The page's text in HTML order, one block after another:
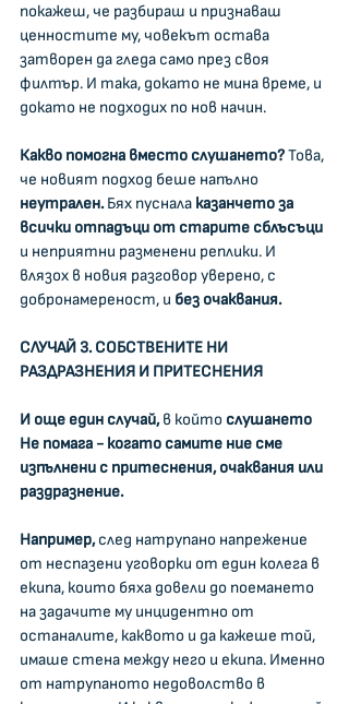
покажеш, че разбираш и признаваш
ценностите му, човекът остава
затворен да гледа само през своя
филтър. И така, докато не мина време, и
докато не подходих по нов начин.
Какво помогна вместо слушането? Това,
че новият подход беше напълно
неутрален. Бях пуснала казанчето за
всички отпадъци от старите сблъсъци
и неприятни разменени реплики. И
влязох в новия разговор уверено, с
добронамереност, и без очаквания.
СЛУЧАЙ 3. СОБСТВЕНИТЕ НИ
РАЗДРАЗНЕНИЯ И ПРИТЕСНЕНИЯ
И още един случай, в който слушането
Не помага - когато самите ние сме
изпълнени с притеснения, очаквания или
раздразнение.
Например, след натрупано напрежение
от неспазени уговорки от един колега в
екипа, които бяха довели до поемането
на задачите му инцидентно от
останалите, каквото и да кажеше той,
имаше стена между него и екипа. Именно
от натрупаното недоволство в